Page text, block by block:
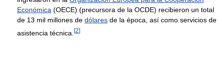
Económica (OECE) (precursora de la OCDE) recibieron un total
de 13 mil millones de dólares de la época, así como servicios de
asistencia técnica. [2]